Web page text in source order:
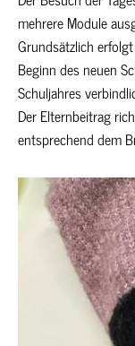
mehrere Module
Grundsätzlich
Beginn des neuen
Schuljahres
Der Elternbeitrag
entsprechend dem